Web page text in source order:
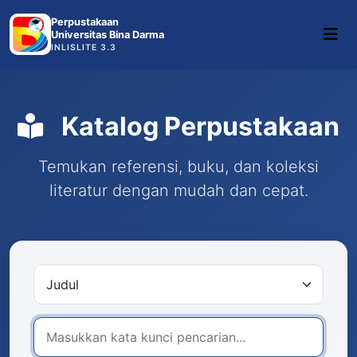
Perpustakaan
Universitas Bina Darma
INLISLITE 3.3
Katalog Perpustakaan
Temukan referensi, buku, dan koleksi
literatur dengan mudah dan cepat.